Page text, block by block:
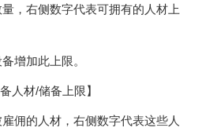
，右侧数字代表可拥有的人材上
增加此上限。
人材/储备上限】
佣的人材，右侧数字代表这些人